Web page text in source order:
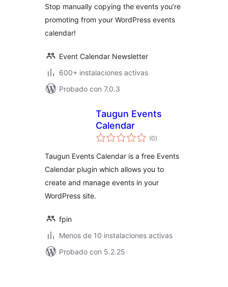
Stop manually copying the events you’re
promoting from your WordPress events
calendar!
Event Calendar Newsletter
600+ instalaciones activas
Probado con 7.0.3
Taugun Events
Calendar
(0total
de
)
Taugun Events Calendar is a free Events
Calendar plugin which allows you to
create and manage events in your
WordPress site.
fpin
Menos de 10 instalaciones activas
Probado con 5.2.25